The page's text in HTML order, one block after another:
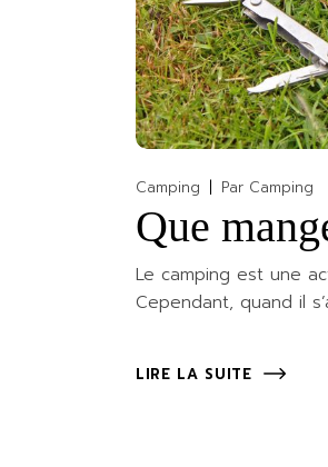
Camping Par Camping
Que
Le camping est une
Cependant, quand il
LIRE LA SUITE